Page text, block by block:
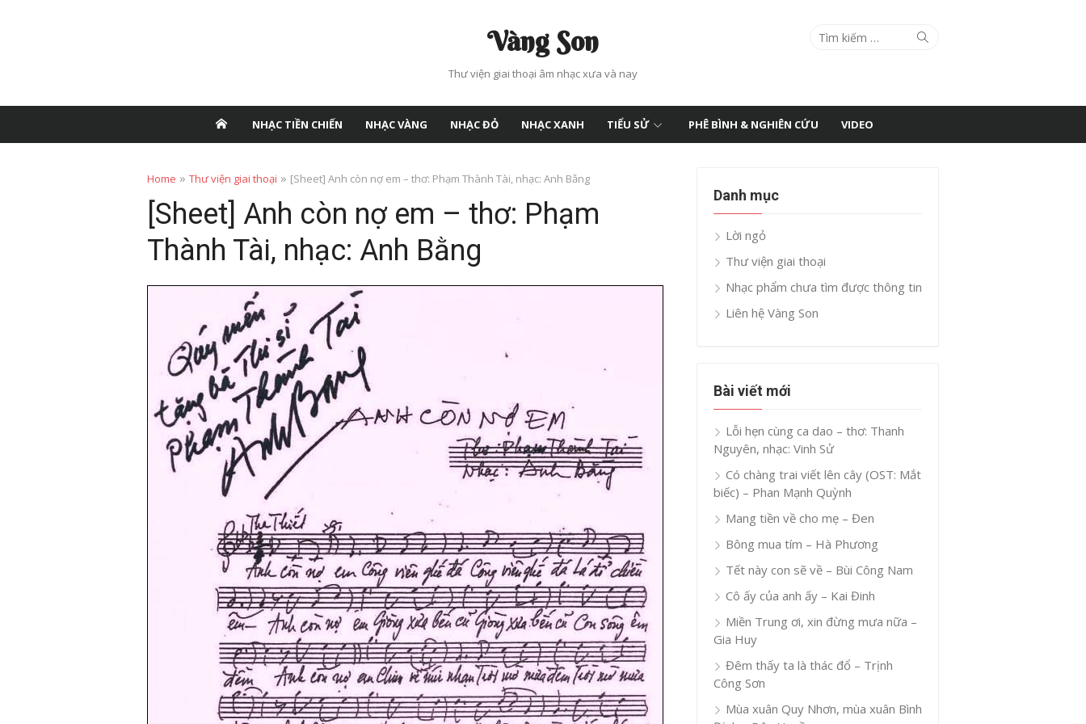
Vàng Son
Thư viện giai thoại âm nhạc xưa và nay
Search
Search
NHẠC TIỀN CHIẾN NHẠC VÀNG NHẠC ĐỎ NHẠC XANH TIỂU SỬ PHÊ BÌNH & NGHIÊN CỨU VIDEO
Home » Thư viện giai thoại » [Sheet] Anh còn nợ em – thơ: Phạm Thành Tài, nhạc: Anh Bằng
[Sheet] Anh còn nợ em – thơ: Phạm
Thành Tài, nhạc: Anh Bằng
Danh mục
Lời ngỏ
Thư viện giai thoại
Nhạc phẩm chưa tìm được thông tin
Liên hệ Vàng Son
Bài viết mới
Lỗi hẹn cùng ca dao – thơ: Thanh
Nguyên, nhạc: Vinh Sử
Có chàng trai viết lên cây (OST: Mắt
biếc) – Phan Mạnh Quỳnh
Mang tiền về cho mẹ – Đen
Bông mua tím – Hà Phương
Tết này con sẽ về – Bùi Công Nam
Cô ấy của anh ấy – Kai Đinh
Miền Trung ơi, xin đừng mưa nữa –
Gia Huy
Đêm thấy ta là thác đổ – Trịnh
Công Sơn
Mùa xuân Quy Nhơn, mùa xuân Bình